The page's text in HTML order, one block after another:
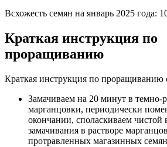
Всхожесть семян на январь 2025 года:
Краткая инструкция по
проращиванию
Краткая инструкция по проращиванию
Замачиваем на 20 минут в темно-
марганцовки, периодически
окончании, споласкиваем чистой
замачивания в растворе
протравленных магазинных